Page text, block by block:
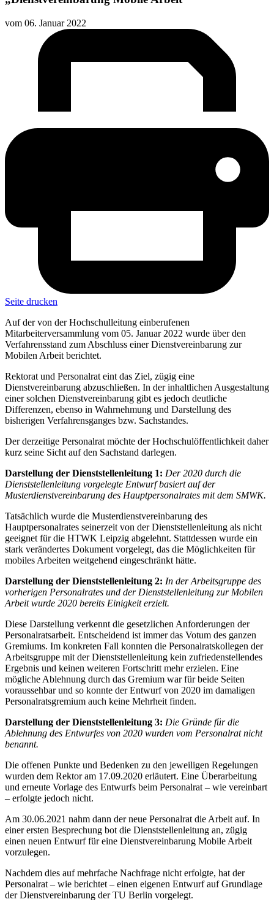
vom 06. Januar 2022
Seite drucken
Auf der von der Hochschulleitung einberufenen
Mitarbeiterversammlung vom 05. Januar 2022 wurde über den
Verfahrensstand zum Abschluss einer Dienstvereinbarung zur
Mobilen Arbeit berichtet.
Rektorat und Personalrat eint das Ziel, zügig eine
Dienstvereinbarung abzuschließen. In der inhaltlichen Ausgestaltung
einer solchen Dienstvereinbarung gibt es jedoch deutliche
Differenzen, ebenso in Wahrnehmung und Darstellung des
bisherigen Verfahrensganges bzw. Sachstandes.
Der derzeitige Personalrat möchte der Hochschulöffentlichkeit daher
kurz seine Sicht auf den Sachstand darlegen.
Darstellung der Dienststellenleitung 1: Der 2020 durch die
Dienststellenleitung vorgelegte Entwurf basiert auf der
Musterdienstvereinbarung des Hauptpersonalrates mit dem SMWK.
Tatsächlich wurde die Musterdienstvereinbarung des
Hauptpersonalrates seinerzeit von der Dienststellenleitung als nicht
geeignet für die HTWK Leipzig abgelehnt. Stattdessen wurde ein
stark verändertes Dokument vorgelegt, das die Möglichkeiten für
mobiles Arbeiten weitgehend eingeschränkt hätte.
Darstellung der Dienststellenleitung 2: In der Arbeitsgruppe des
vorherigen Personalrates und der Dienststellenleitung zur Mobilen
Arbeit wurde 2020 bereits Einigkeit erzielt.
Diese Darstellung verkennt die gesetzlichen Anforderungen der
Personalratsarbeit. Entscheidend ist immer das Votum des ganzen
Gremiums. Im konkreten Fall konnten die Personalratskollegen der
Arbeitsgruppe mit der Dienststellenleitung kein zufriedenstellendes
Ergebnis und keinen weiteren Fortschritt mehr erzielen. Eine
mögliche Ablehnung durch das Gremium war für beide Seiten
voraussehbar und so konnte der Entwurf von 2020 im damaligen
Personalratsgremium auch keine Mehrheit finden.
Darstellung der Dienststellenleitung 3: Die Gründe für die
Ablehnung des Entwurfes von 2020 wurden vom Personalrat nicht
benannt.
Die offenen Punkte und Bedenken zu den jeweiligen Regelungen
wurden dem Rektor am 17.09.2020 erläutert. Eine Überarbeitung
und erneute Vorlage des Entwurfs beim Personalrat – wie vereinbart
– erfolgte jedoch nicht.
Am 30.06.2021 nahm dann der neue Personalrat die Arbeit auf. In
einer ersten Besprechung bot die Dienststellenleitung an, zügig
einen neuen Entwurf für eine Dienstvereinbarung Mobile Arbeit
vorzulegen.
Nachdem dies auf mehrfache Nachfrage nicht erfolgte, hat der
Personalrat – wie berichtet – einen eigenen Entwurf auf Grundlage
der Dienstvereinbarung der TU Berlin vorgelegt.